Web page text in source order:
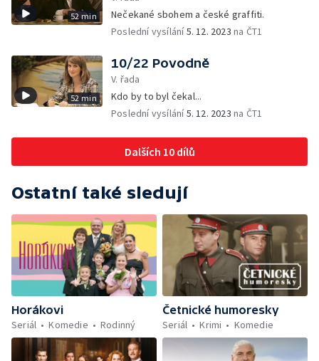
52 min
Nečekané sbohem a české graffiti.
Poslední vysílání5. 12. 2023 na ČT1
52 min
10/22 Povodně
V. řada
Kdo by to byl čekal...
Poslední vysílání5. 12. 2023 na ČT1
Dalších 10 dílů
Ostatní také sledují
Horákovi
Seriál
Komedie Rodinný
Četnické humoresky
Seriál
Krimi Komedie